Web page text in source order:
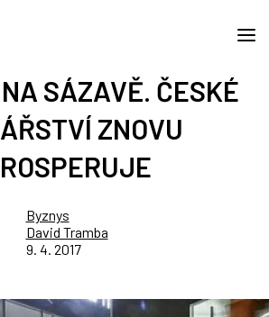
SÁZAVĚ. ČESKÉ
ZNOVU
Byznys
David Tramba
9. 4. 2017